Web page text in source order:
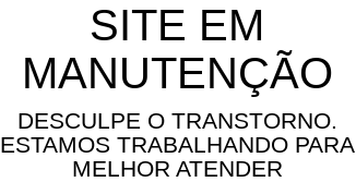
SITE EM
MANUTENÇÃO
DESCULPE O TRANSTORNO.
ESTAMOS TRABALHANDO PARA
MELHOR ATENDER